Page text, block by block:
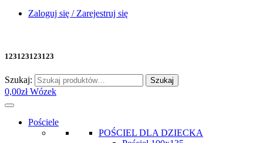
Zaloguj się / Zarejestruj się
123123123123
Szukaj: Szukaj
0,00zł Wózek
Pościele
POŚCIEL DLA DZIECKA